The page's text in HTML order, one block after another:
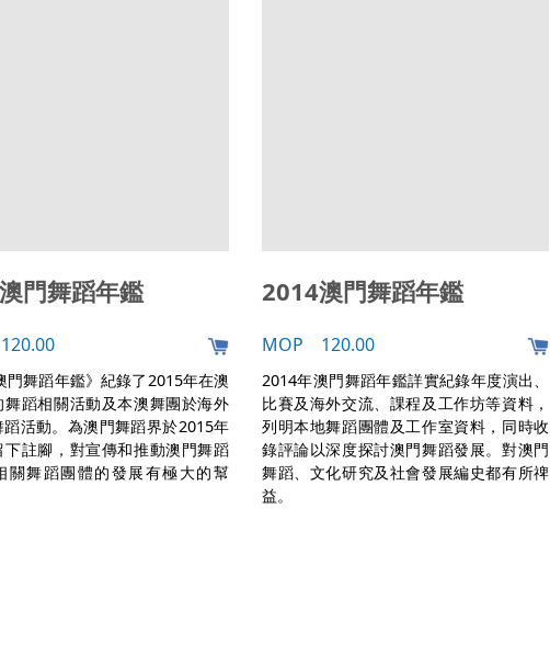
門舞蹈年鑑
門舞蹈年鑑》紀錄了2015年在澳
舞蹈相關活動及本澳舞團於海外
蹈活動。為澳門舞蹈界於2015年
下註腳，對宣傳和推動澳門舞蹈
關舞蹈團體的發展有極大的幫
2014澳門舞蹈年鑑
MOP 120.00
2014年澳門舞蹈年鑑詳實紀錄年度演出、
比賽及海外交流、課程及工作坊等資料，
列明本地舞蹈團體及工作室資料，同時收
錄評論以深度探討澳門舞蹈發展。對澳門
舞蹈、文化研究及社會發展編史都有所禆
益。